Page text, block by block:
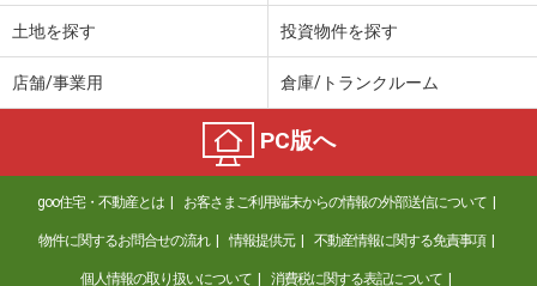
土地を探す 投資物件を探す
店舗/事業用 倉庫/トランクルーム
PC版へ
goo住宅・不動産とは お客さまご利用端末からの情報の外部送信について
物件に関するお問合せの流れ 情報提供元 不動産情報に関する免責事項
個人情報の取り扱いについて 消費税に関する表記について